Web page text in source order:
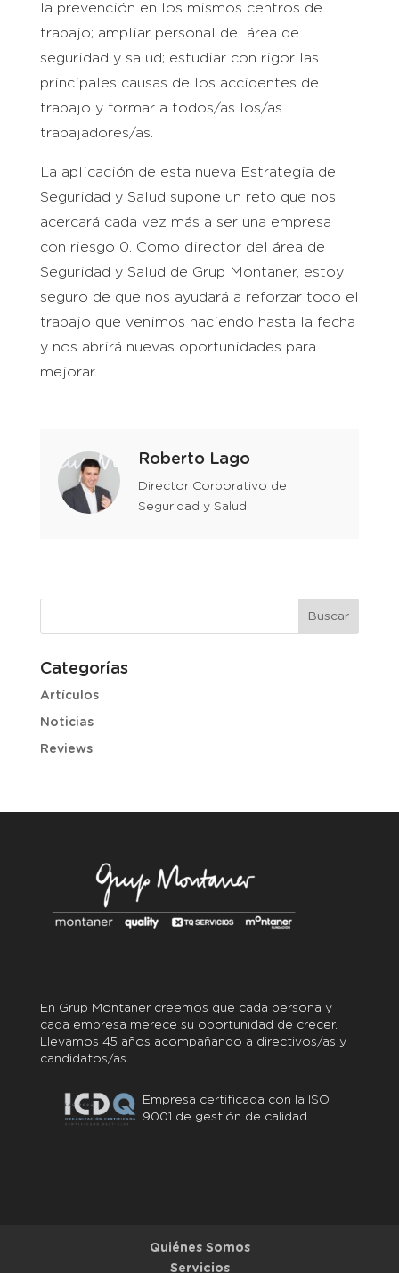
la prevención en los mismos centros de
trabajo; ampliar personal del área de
seguridad y salud; estudiar con rigor las
principales causas de los accidentes de
trabajo y formar a todos/as los/as
trabajadores/as.
La aplicación de esta nueva Estrategia de
Seguridad y Salud supone un reto que nos
acercará cada vez más a ser una empresa
con riesgo 0. Como director del área de
Seguridad y Salud de Grup Montaner, estoy
seguro de que nos ayudará a reforzar todo el
trabajo que venimos haciendo hasta la fecha
y nos abrirá nuevas oportunidades para
mejorar.
Roberto Lago
Director Corporativo de
Seguridad y Salud
Buscar
Categorías
Artículos
Noticias
Reviews
En Grup Montaner creemos que cada persona y
cada empresa merece su oportunidad de crecer.
Llevamos 45 años acompañando a directivos/as y
candidatos/as.
Empresa certificada con la ISO
9001 de gestión de calidad.
Quiénes Somos
Servicios